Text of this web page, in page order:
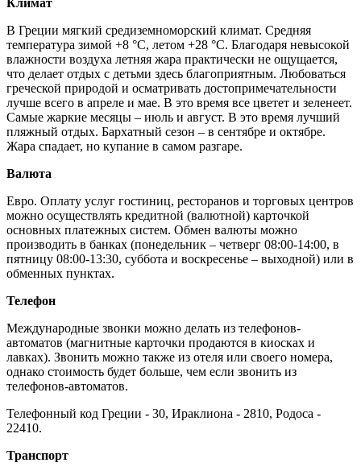
Климат
В Греции мягкий средиземноморский климат. Средняя
температура зимой +8 °C, летом +28 °C. Благодаря невысокой
влажности воздуха летняя жара практически не ощущается,
что делает отдых с детьми здесь благоприятным. Любоваться
греческой природой и осматривать достопримечательности
лучше всего в апреле и мае. В это время все цветет и зеленеет.
Самые жаркие месяцы – июль и август. В это время лучший
пляжный отдых. Бархатный сезон – в сентябре и октябре.
Жара спадает, но купание в самом разгаре.
Валюта
Евро. Оплату услуг гостиниц, ресторанов и торговых центров
можно осуществлять кредитной (валютной) карточкой
основных платежных систем. Обмен валюты можно
производить в банках (понедельник – четверг 08:00-14:00, в
пятницу 08:00-13:30, суббота и воскресенье – выходной) или в
обменных пунктах.
Телефон
Международные звонки можно делать из телефонов-
автоматов (магнитные карточки продаются в киосках и
лавках). Звонить можно также из отеля или своего номера,
однако стоимость будет больше, чем если звонить из
телефонов-автоматов.
Телефонный код Греции - 30, Ираклиона - 2810, Родоса -
22410.
Транспорт